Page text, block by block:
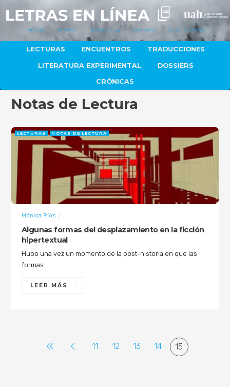
Portada Autores Artículos Contacto Quiénes Somos
LECTURAS ENCUENTROS TRADUCCIONES
LITERATURA EXPERIMENTAL DOSSIERS
CRÓNICAS
Notas de Lectura
Algunas formas del desplazamiento en la ficción
hipertextual
Mónica Ríos
LECTURAS NOTAS DE LECTURA
Hubo una vez un momento de la post-historia en que las
formas
LEER MÁS
11 12 13 14 15